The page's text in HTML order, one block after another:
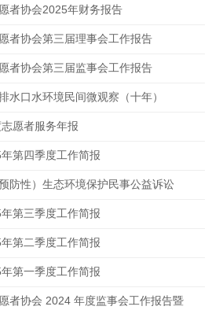
者协会2025年财务报告
者协会第三届理事会工作报告
者协会第三届监事会工作报告
水口水环境民间微观察（十年）
愿者服务年报
第四季度工作简报
防性）生态环境保护民事公益诉讼
第三季度工作简报
第二季度工作简报
第一季度工作简报
者协会 2024 年度监事会⼯作报告暨